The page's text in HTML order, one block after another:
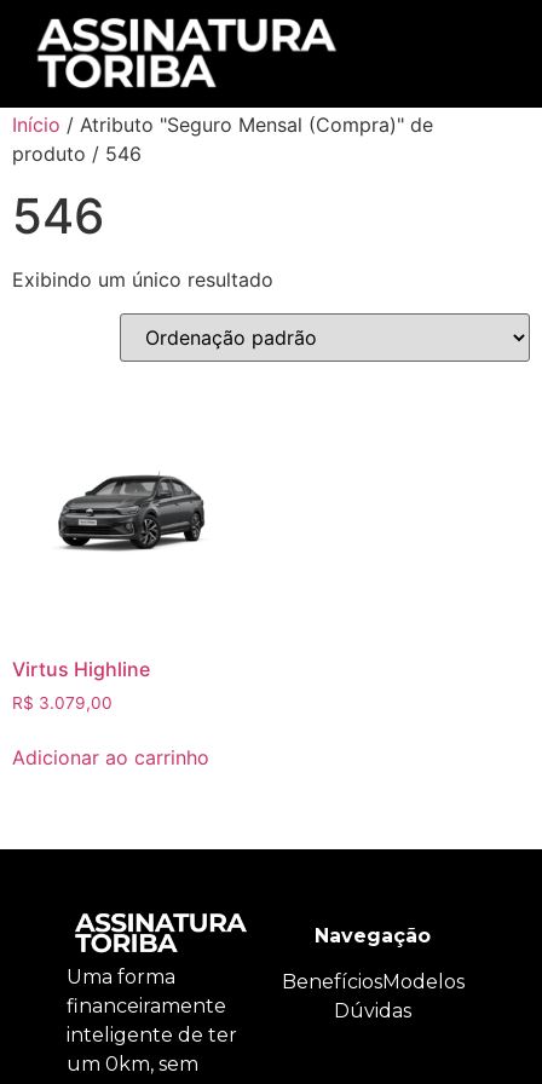
Início / Atributo "Seguro Mensal (Compra)" de
produto / 546
546
Exibindo um único resultado
Virtus Highline
R$ 3.079,00
Adicionar ao carrinho
Uma forma
financeiramente
inteligente de ter
um 0km, sem
Navegação
BenefíciosModelos
Dúvidas